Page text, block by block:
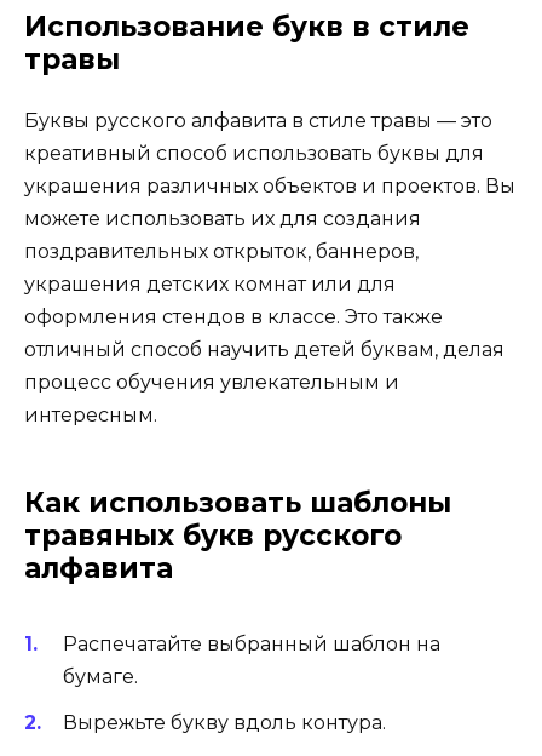
Использование букв в стиле
травы
Буквы русского алфавита в стиле травы — это
креативный способ использовать буквы для
украшения различных объектов и проектов. Вы
можете использовать их для создания
поздравительных открыток, баннеров,
украшения детских комнат или для
оформления стендов в классе. Это также
отличный способ научить детей буквам, делая
процесс обучения увлекательным и
интересным.
Как использовать шаблоны
травяных букв русского
алфавита
Распечатайте выбранный шаблон на
бумаге.
Вырежьте букву вдоль контура.